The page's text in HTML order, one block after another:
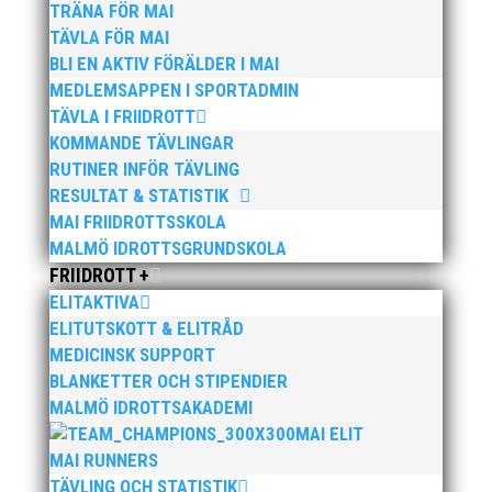
TRÄNA FÖR MAI
TÄVLA FÖR MAI
BLI EN AKTIV FÖRÄLDER I MAI
MEDLEMSAPPEN I SPORTADMIN
TÄVLA I FRIIDROTT
KOMMANDE TÄVLINGAR
RUTINER INFÖR TÄVLING
RESULTAT & STATISTIK
MAI FRIIDROTTSSKOLA
MALMÖ IDROTTSGRUNDSKOLA
FRIIDROTT +
ELITAKTIVA
ELITUTSKOTT & ELITRÅD
MEDICINSK SUPPORT
BLANKETTER OCH STIPENDIER
MALMÖ IDROTTSAKADEMI
MAI ELIT
MAI RUNNERS
TÄVLING OCH STATISTIK
Publicerat tidigare
Bilder från Stafett-SM 2026. Foto: Thomas
Leandersson Fler bilder från MAI:s Årsmöte 2026